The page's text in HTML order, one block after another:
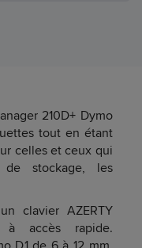
210D+ Dymo
tout en étant
celles et ceux qui
stockage, les
clavier AZERTY
accès rapide.